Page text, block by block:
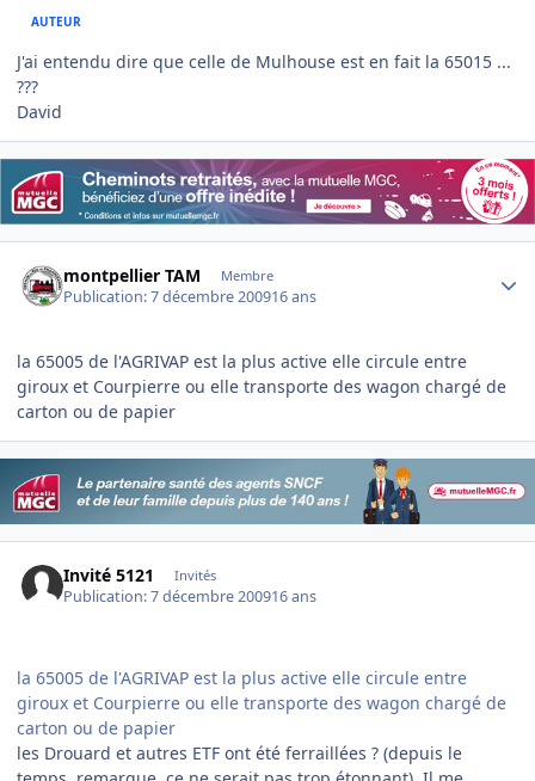
AUTEUR
J'ai entendu dire que celle de Mulhouse est en fait la 65015 ...
???
David
montpellier TAM Membre
Publication:7 décembre 200916 ans
la 65005 de l'AGRIVAP est la plus active elle circule entre
giroux et Courpierre ou elle transporte des wagon chargé de
carton ou de papier
Invité 5121 Invités
Publication:7 décembre 200916 ans
la 65005 de l'AGRIVAP est la plus active elle circule entre
giroux et Courpierre ou elle transporte des wagon chargé de
carton ou de papier
les Drouard et autres ETF ont été ferraillées ? (depuis le